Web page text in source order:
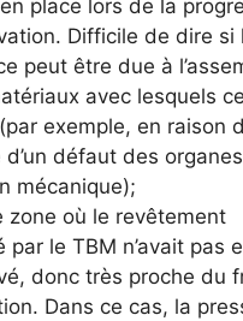
place lors de la
Difficile de dire si
peut être due à
avec lesquels
exemple, en raison
d’un défaut des
mécanique);
zone où le revêtement
par le TBM n’avait pas
donc très proche du
Dans ce cas, la